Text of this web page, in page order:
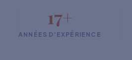
17+
ANNÉES D'EXPÉRIENCE